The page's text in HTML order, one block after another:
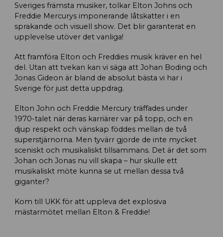
Sveriges främsta musiker, tolkar Elton Johns och
Freddie Mercurys imponerande låtskatter i en
sprakande och visuell show. Det blir garanterat en
upplevelse utöver det vanliga!
Att framföra Elton och Freddies musik kräver en hel
del. Utan att tvekan kan vi säga att Johan Boding och
Jonas Gideon är bland de absolut bästa vi har i
Sverige för just detta uppdrag.
Elton John och Freddie Mercury träffades under
1970-talet när deras karriärer var på topp, och en
djup respekt och vänskap föddes mellan de två
superstjärnorna. Men tyvärr gjorde de inte mycket
sceniskt och musikaliskt tillsammans. Det är det som
Johan och Jonas nu vill skapa – hur skulle ett
musikaliskt möte kunna se ut mellan dessa två
giganter?
Kom till UKK för att uppleva det explosiva
mästarmötet mellan Elton & Freddie!